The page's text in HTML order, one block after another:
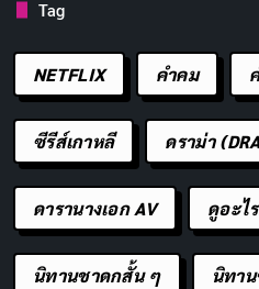
Tag
NETFLIX คำคม
ซีรีส์เกาหลี ดราม่า
ดารานางเอก AV ดูอะไ
นิทานชาดกสั้น ๆ นิทา